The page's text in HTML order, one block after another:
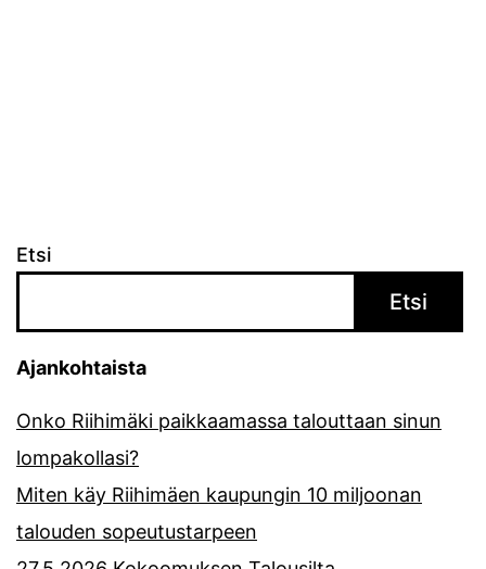
Etsi
Etsi
Ajankohtaista
Onko Riihimäki paikkaamassa talouttaan sinun
lompakollasi?
Miten käy Riihimäen kaupungin 10 miljoonan
talouden sopeutustarpeen